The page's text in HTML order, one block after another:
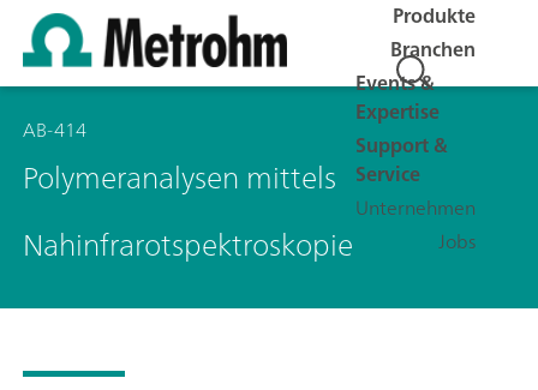
Produkte
Branchen
Events &
Expertise
Support &
Service
Unternehmen
Jobs
AB-414
Polymeranalysen mittels
Nahinfrarotspektroskopie